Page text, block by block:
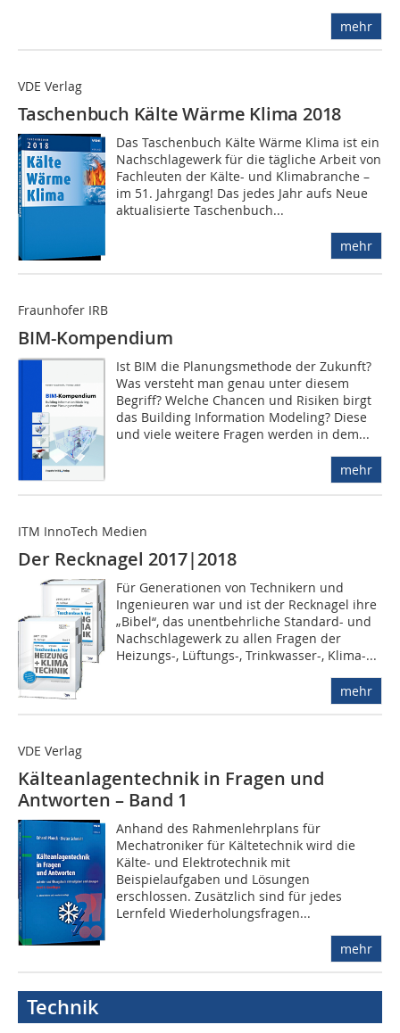
mehr
VDE Verlag
Taschenbuch Kälte Wärme Klima 2018
Das Taschenbuch Kälte Wärme Klima ist ein
Nachschlagewerk für die tägliche Arbeit von
Fachleuten der Kälte- und Klimabranche –
im 51. Jahrgang! Das jedes Jahr aufs Neue
aktualisierte Taschenbuch...
mehr
Fraunhofer IRB
BIM-Kompendium
Ist BIM die Planungsmethode der Zukunft?
Was versteht man genau unter diesem
Begriff? Welche Chancen und Risiken birgt
das Building Information Modeling? Diese
und viele weitere Fragen werden in dem...
mehr
ITM InnoTech Medien
Der Recknagel 2017|2018
Für Generationen von Technikern und
Ingenieuren war und ist der Recknagel ihre
„Bibel“, das unentbehrliche Standard- und
Nachschlagewerk zu allen Fragen der
Heizungs-, Lüftungs-, Trinkwasser-, Klima-...
mehr
VDE Verlag
Kälteanlagentechnik in Fragen und
Antworten – Band 1
Anhand des Rahmenlehrplans für
Mechatroniker für Kältetechnik wird die
Kälte- und Elektrotechnik mit
Beispielaufgaben und Lösungen
erschlossen. Zusätzlich sind für jedes
Lernfeld Wiederholungsfragen...
mehr
Technik